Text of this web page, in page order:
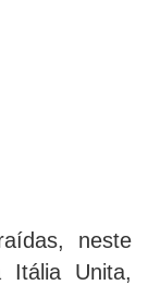
neste
Itália Unita,